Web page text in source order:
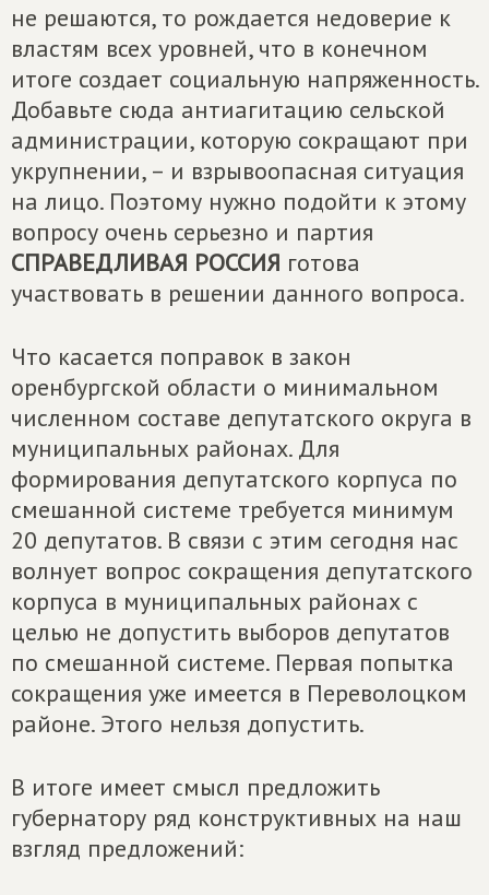
не решаются, то рождается недоверие к
властям всех уровней, что в конечном
итоге создает социальную напряженность.
Добавьте сюда антиагитацию сельской
администрации, которую сокращают при
укрупнении, – и взрывоопасная ситуация
на лицо. Поэтому нужно подойти к этому
вопросу очень серьезно и партия
СПРАВЕДЛИВАЯ РОССИЯ готова
участвовать в решении данного вопроса.
Что касается поправок в закон
оренбургской области о минимальном
численном составе депутатского округа в
муниципальных районах. Для
формирования депутатского корпуса по
смешанной системе требуется минимум
20 депутатов. В связи с этим сегодня нас
волнует вопрос сокращения депутатского
корпуса в муниципальных районах с
целью не допустить выборов депутатов
по смешанной системе. Первая попытка
сокращения уже имеется в Переволоцком
районе. Этого нельзя допустить.
В итоге имеет смысл предложить
губернатору ряд конструктивных на наш
взгляд предложений: